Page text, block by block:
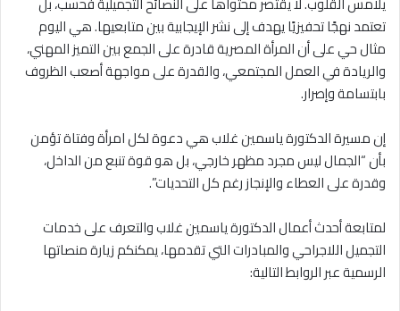
تعتمد نهجًا تحفيزيًا يهدف إلى نشر الإيجابية بين متابعيها. هي اليوم
مثال حي على أن المرأة المصرية قادرة على الجمع بين التميز المهني،
والريادة في العمل المجتمعي، والقدرة على مواجهة أصعب الظروف
بابتسامة وإصرار.
إن مسيرة الدكتورة ياسمين غلاب هي دعوة لكل امرأة وفتاة تؤمن
بأن “الجمال ليس مجرد مظهر خارجي، بل هو قوة تنبع من الداخل،
وقدرة على العطاء والإنجاز رغم كل التحديات”.
لمتابعة أحدث أعمال الدكتورة ياسمين غلاب والتعرف على خدمات
التجميل اللاجراحي والمبادرات التي تقدمها، يمكنكم زيارة منصاتها
الرسمية عبر الروابط التالية: